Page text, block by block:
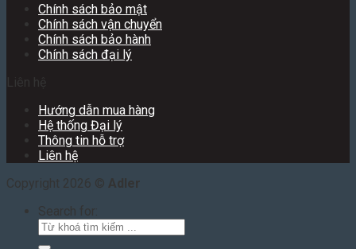
Chính sách bảo mật
Chính sách vận chuyển
Chính sách bảo hành
Chính sách đại lý
Liên hệ
Hướng dẫn mua hàng
Hệ thống Đại lý
Thông tin hỗ trợ
Liên hệ
Copyright 2026 © Adler
Search for: